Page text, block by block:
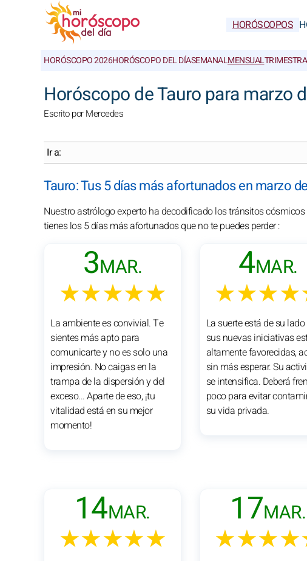
HORÓSCOPOS
HORÓSCOPO 2026HORÓSCOPO DEL DÍASEMANALMENSUAL
Horóscopo de Tauro para marzo
Escrito por Mercedes
Ir a:
Tauro: Tus 5 días más afortunados en marzo
Nuestro astrólogo experto ha decodificado los tránsitos
tienes los 5 días más afortunados que no te puedes perder :
3MAR.
★★★★★
La ambiente es convivial. Te
sientes más apto para
comunicarte y no es solo una
impresión. No caigas en la
trampa de la dispersión y del
exceso... Aparte de eso, ¡tu
vitalidad está en su mejor
momento!
4MAR.
La suerte está de su
sus nuevas iniciativas
altamente favorecidas,
sin más esperar. Su
se intensifica. Deberá
poco para evitar
su vida privada.
14MAR.
★★★★★
17MAR.